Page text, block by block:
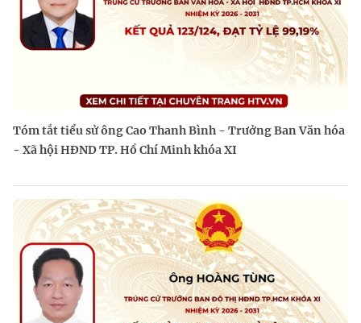
Tóm tắt tiểu sử ông Cao Thanh Bình - Trưởng Ban Văn hóa
- Xã hội HĐND TP. Hồ Chí Minh khóa XI